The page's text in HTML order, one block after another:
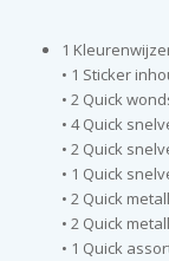
1
• 1 Sticker
• 2 Quick
• 4 Quick
• 2 Quick
• 1 Quick
• 2 Quick
• 2 Quick
• 1 Quick